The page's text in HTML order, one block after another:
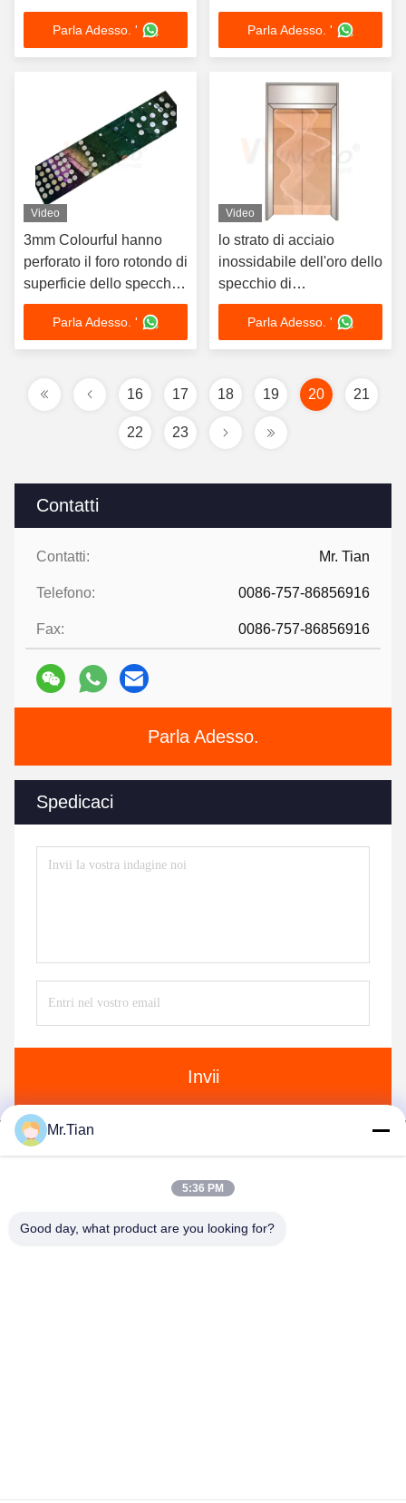
Contatti
Contatti: Mr. Tian
Telefono: 0086-757-86856916
Fax: 0086-757-86856916
Parla Adesso.
Spedicaci
Invii
inossidabile 316 con
superficie marinata
Parla Adesso. '
inossidabile della linea
sottile No.4 di AFP
Parla Adesso. '
Video
3mm Colourful hanno
perforato il foro rotondo di
superficie dello specchio
dello strato di acciaio
inossidabile
Parla Adesso. '
Video
lo strato di acciaio
inossidabile dell'oro dello
specchio di
1219mmx2438mm inciso
ha finito Rose Gold
Parla Adesso. '
16 17 18 19 20 21
22 23
Co., Ltd.
Mr.Tian
5:36 PM
Good day, what product are you looking for?